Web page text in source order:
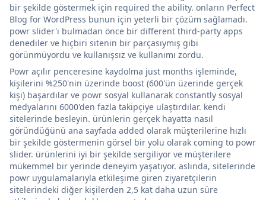
bir şekilde göstermek için required the ability. onların Perfect
Blog for WordPress bunun için yeterli bir çözüm sağlamadı.
powr slider'ı bulmadan önce bir different third-party apps
denediler ve hiçbiri sitenin bir parçasıymış gibi
görünmüyordu ve kullanışsız ve kullanımı zordu.
Powr açılır penceresine kaydolma just months işleminde,
kişilerini %250'nin üzerinde boost (600'ün üzerinde gerçek
kişi) başardılar ve powr sosyal kullanarak constantly sosyal
medyalarını 6000'den fazla takipçiye ulaştırdılar. kendi
sitelerinde besleyin. ürünlerin gerçek hayatta nasıl
göründüğünü ana sayfada added olarak müşterilerine hızlı
bir şekilde göstermenin görsel bir yolu olarak coming to powr
slider. ürünlerini iyi bir şekilde sergiliyor ve müşterilere
mükemmel bir yerinde deneyim yaşatıyor. aslında, sitelerinde
powr uygulamalarıyla etkileşime giren ziyaretçilerin
sitelerindeki diğer kişilerden 2,5 kat daha uzun süre